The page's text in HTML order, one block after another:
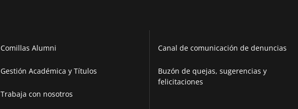
Comillas Alumni
Gestión Académica y Títulos
Trabaja con nosotros
Canal de comunicación de denuncias
Buzón de quejas, sugerencias y
felicitaciones